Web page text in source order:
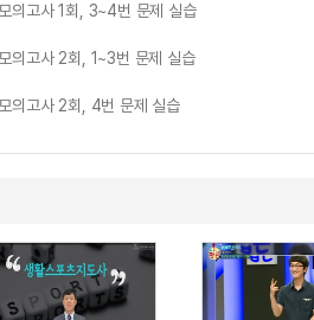
의고사 1회, 3~4번 문제 실습
의고사 2회, 1~3번 문제 실습
의고사 2회, 4번 문제 실습